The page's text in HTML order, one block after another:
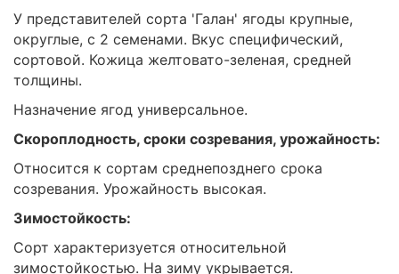
У представителей сорта 'Галан' ягоды крупные,
округлые, с 2 семенами. Вкус специфический,
сортовой. Кожица желтовато-зеленая, средней
толщины.
Назначение ягод универсальное.
Скороплодность, сроки созревания, урожайность:
Относится к сортам среднепозднего срока
созревания. Урожайность высокая.
Зимостойкость:
Сорт характеризуется относительной
зимостойкостью. На зиму укрывается.